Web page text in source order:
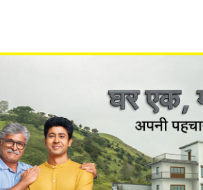
ગ્રાઉટ
સ્ટોર લૉકેટર
ઇએમઆઈનું
ટાઇલ કેલ્ક્યુલેટર